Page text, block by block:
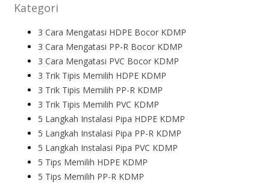
Kategori
3 Cara Mengatasi HDPE Bocor KDMP
3 Cara Mengatasi PP-R Bocor KDMP
3 Cara Mengatasi PVC Bocor KDMP
3 Trik Tipis Memilih HDPE KDMP
3 Trik Tipis Memilih PP-R KDMP
3 Trik Tipis Memilih PVC KDMP
5 Langkah Instalasi Pipa HDPE KDMP
5 Langkah Instalasi Pipa PP-R KDMP
5 Langkah Instalasi Pipa PVC KDMP
5 Tips Memilih HDPE KDMP
5 Tips Memilih PP-R KDMP